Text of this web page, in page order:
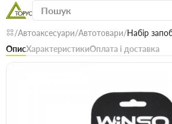
Автоаксесуари Автотовари Набір
ОписХарактеристикиОплата і доставка